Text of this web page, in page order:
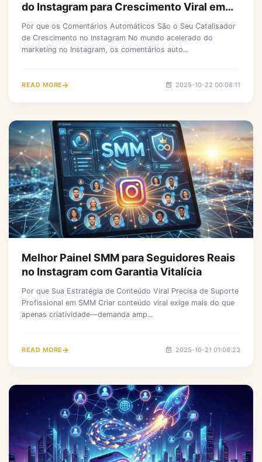
do Instagram para Crescimento Viral em
2025
Por que os Comentários Automáticos São o Seu Catalisador
de Crescimento no Instagram No mundo acelerado do
marketing no Instagram, os comentários auto...
READ MORE 2025-10-22 00:08:11
Melhor Painel SMM para Seguidores Reais
no Instagram com Garantia Vitalícia
Por que Sua Estratégia de Conteúdo Viral Precisa de Suporte
Profissional em SMM Criar conteúdo viral exige mais do que
apenas criatividade—demanda amp...
READ MORE 2025-10-21 01:08:23